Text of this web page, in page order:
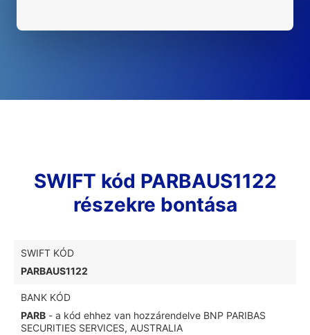
SWIFT kód PARBAUS1122
részekre bontása
SWIFT KÓD
PARBAUS1122
BANK KÓD
PARB - a kód ehhez van hozzárendelve BNP PARIBAS
SECURITIES SERVICES, AUSTRALIA